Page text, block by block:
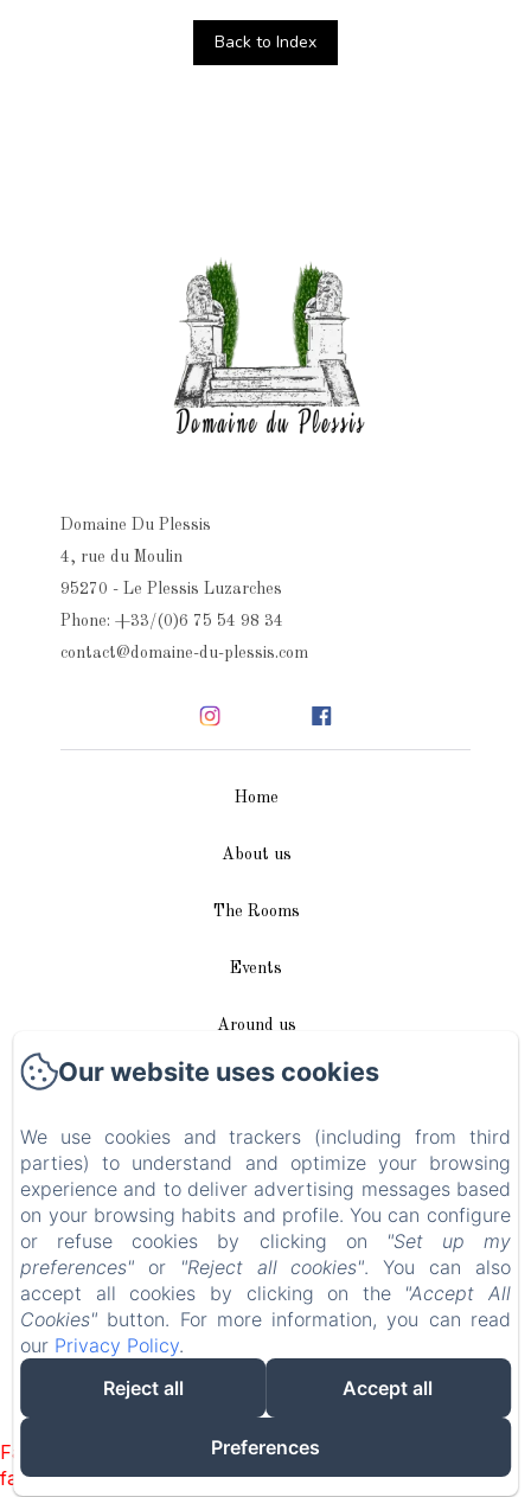
Back to Index
Domaine Du Plessis
4, rue du Moulin
95270 - Le Plessis Luzarches
Phone: +33/(0)6 75 54 98 34
contact@domaine-du-plessis.com
Home
About us
The Rooms
Events
Around us
Access / Contact
Plan du site
Blog
Legal notice
EN FR DE
Powered using Amenitiz
Failed to load BookingEngine/index: Loading chunk 93
failed. (missing:
Our website uses cookies
We use cookies and trackers (including from third
parties) to understand and optimize your browsing
experience and to deliver advertising messages based
on your browsing habits and profile. You can configure
or refuse cookies by clicking on
"Set up my
preferences" or "Reject all cookies". You can also
accept all cookies by clicking on the "Accept All
Cookies" button. For more information, you can read
our Privacy Policy.
Reject all
Accept all
Preferences